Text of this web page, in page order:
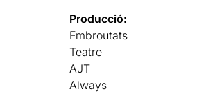
Producció:
Embroutats
Teatre
AJT
Always